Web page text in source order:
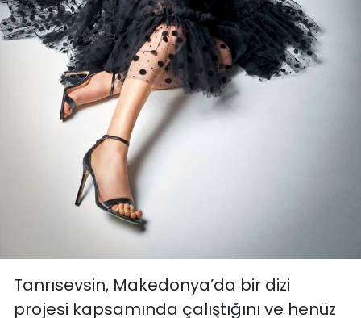
Tanrısevsin, Makedonya’da bir dizi
projesi kapsamında çalıştığını ve henüz